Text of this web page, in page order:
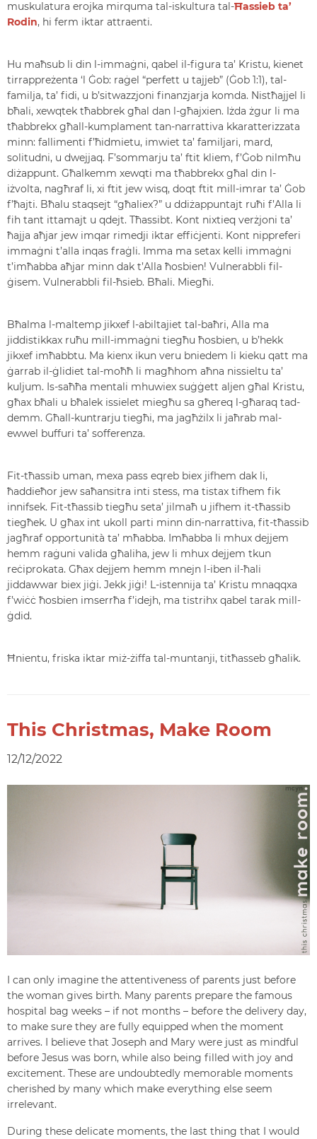
muskulatura erojka mirquma tal-iskultura tal-Ħassieb ta’
Rodin, hi ferm iktar attraenti.
Hu maħsub li din l-immaġni, qabel il-figura ta’ Kristu, kienet
tirrappreżenta ‘l Ġob: raġel “perfett u tajjeb” (Ġob 1:1), tal-
familja, ta’ fidi, u b’sitwazzjoni finanzjarja komda. Nistħajjel li
bħali, xewqtek tħabbrek għal dan l-għajxien. Iżda żgur li ma
tħabbrekx għall-kumplament tan-narrattiva kkaratterizzata
minn: fallimenti f’ħidmietu, imwiet ta’ familjari, mard,
solitudni, u dwejjaq. F’sommarju ta’ ftit kliem, f’Ġob nilmħu
diżappunt. Għalkemm xewqti ma tħabbrekx għal din l-
iżvolta, nagħraf li, xi ftit jew wisq, doqt ftit mill-imrar ta’ Ġob
f’ħajti. Bħalu staqsejt “għaliex?” u ddiżappuntajt ruħi f’Alla li
fih tant ittamajt u qdejt. Tħassibt. Kont nixtieq verżjoni ta’
ħajja aħjar jew imqar rimedji iktar effiċjenti. Kont nippreferi
immaġni t’alla inqas fraġli. Imma ma setax kelli immaġni
t’imħabba aħjar minn dak t’Alla ħosbien! Vulnerabbli fil-
ġisem. Vulnerabbli fil-ħsieb. Bħali. Miegħi.
Bħalma l-maltemp jikxef l-abiltajiet tal-baħri, Alla ma
jiddistikkax ruħu mill-immaġni tiegħu ħosbien, u b’hekk
jikxef imħabbtu. Ma kienx ikun veru bniedem li kieku qatt ma
ġarrab il-ġlidiet tal-moħħ li magħhom aħna nissieltu ta’
kuljum. Is-saħħa mentali mhuwiex suġġett aljen għal Kristu,
għax bħali u bħalek issielet miegħu sa għereq l-għaraq tad-
demm. Għall-kuntrarju tiegħi, ma jagħżilx li jaħrab mal-
ewwel buffuri ta’ sofferenza.
Fit-tħassib uman, mexa pass eqreb biex jifhem dak li,
ħaddieħor jew saħansitra inti stess, ma tistax tifhem fik
innifsek. Fit-tħassib tiegħu seta’ jilmaħ u jifhem it-tħassib
tiegħek. U għax int ukoll parti minn din-narrattiva, fit-tħassib
jagħraf opportunità ta’ mħabba. Imħabba li mhux dejjem
hemm raġuni valida għaliha, jew li mhux dejjem tkun
reċiprokata. Għax dejjem hemm mnejn l-iben il-ħali
jiddawwar biex jiġi. Jekk jiġi! L-istennija ta’ Kristu mnaqqxa
f’wiċċ ħosbien imserrħa f’idejh, ma tistrihx qabel tarak mill-
ġdid.
Ħnientu, friska iktar miż-żiffa tal-muntanji, titħasseb għalik.
This Christmas, Make Room
12/12/2022
I can only imagine the attentiveness of parents just before
the woman gives birth. Many parents prepare the famous
hospital bag weeks – if not months – before the delivery day,
to make sure they are fully equipped when the moment
arrives. I believe that Joseph and Mary were just as mindful
before Jesus was born, while also being filled with joy and
excitement. These are undoubtedly memorable moments
cherished by many which make everything else seem
irrelevant.
During these delicate moments, the last thing that I would